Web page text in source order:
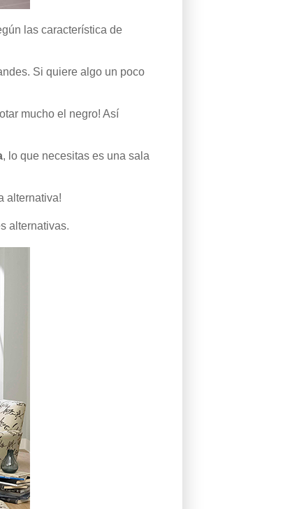
las característica de
Si quiere algo un poco
mucho el negro! Así
, lo que necesitas es una sala
alternativa!
alternativas.